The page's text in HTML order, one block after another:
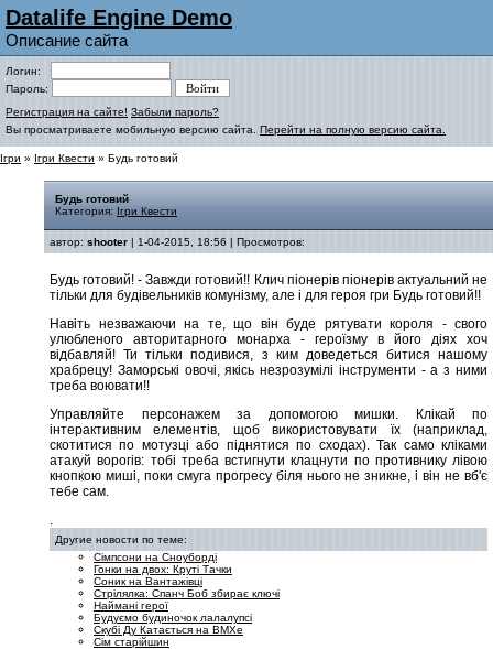
Datalife Engine Demo
Описание сайта
Логин:
Пароль:
Регистрация на сайте! Забыли пароль?
Вы просматриваете мобильную версию сайта. Перейти на полную версию сайта.
Ігри » Ігри Квести » Будь готовий
Будь готовий
Категория: Ігри Квести
автор: shooter | 1-04-2015, 18:56 | Просмотров:
Будь готовий! - Завжди готовий!! Клич піонерів піонерів актуальний не
тільки для будівельників комунізму, але і для героя гри Будь готовий!!
Навіть незважаючи на те, що він буде рятувати короля - свого
улюбленого авторитарного монарха - героїзму в його діях хоч
відбавляй! Ти тільки подивися, з ким доведеться битися нашому
храбрецу! Заморські овочі, якісь незрозумілі інструменти - а з ними
треба воювати!!
Управляйте персонажем за допомогою мишки. Клікай по
інтерактивним елементів, щоб використовувати їх (наприклад,
скотитися по мотузці або піднятися по сходах). Так само кліками
атакуй ворогів: тобі треба встигнути клацнути по противнику лівою
кнопкою миші, поки смуга прогресу біля нього не зникне, і він не вб'є
тебе сам.
.
Другие новости по теме:
Сімпсони на Сноуборді
Гонки на двох: Круті Тачки
Соник на Вантажівці
Стрілялка: Спанч Боб збирає ключі
Наймані герої
Будуємо будиночок лалалупсі
Скубі Ду Катається на ВМХе
Сім старійшин